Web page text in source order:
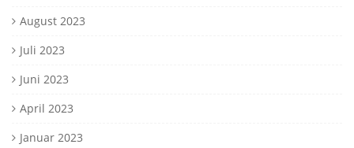
August 2023
Juli 2023
Juni 2023
April 2023
Januar 2023